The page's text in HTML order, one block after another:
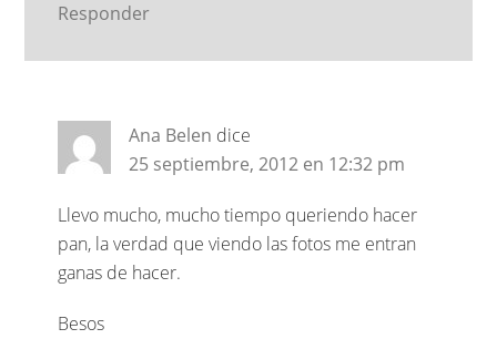
Responder
Ana Belen dice
25 septiembre, 2012 en 12:32 pm
Llevo mucho, mucho tiempo queriendo hacer
pan, la verdad que viendo las fotos me entran
ganas de hacer.
Besos